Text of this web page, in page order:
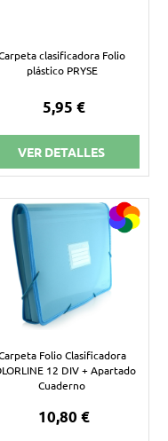
clasificadora Folio
plástico PRYSE
5,95 €
VER DETALLES
Folio Clasificadora
12 DIV + Apartado
Cuaderno
10,80 €